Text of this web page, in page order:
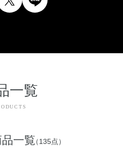
一覧
一覧（135点）